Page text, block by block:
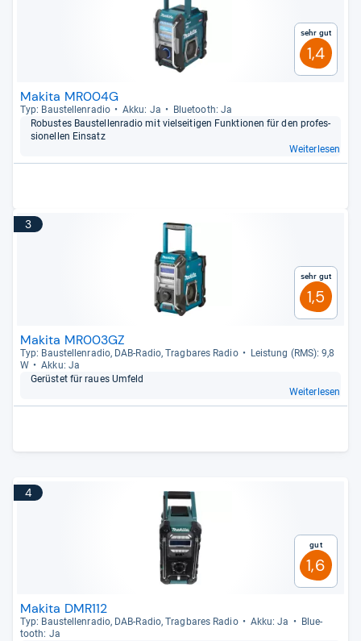
Sehr gut
1,4
Makita MR004G
Typ: Bau­stel­len­ra­dio Akku: Ja
Blue­tooth: Ja
Robus­tes Bau­stel­len­ra­dio mit viel­sei­ti­gen Funk­tio­nen für den pro­fes­
sio­nel­len Ein­satz
Weiterlesen
3
Sehr gut
1,5
Makita MR003GZ
Typ: Bau­stel­len­ra­dio, DAB-​Radio, Trag­ba­res Radio
Leis­tung (RMS): 9,8
W
Akku: Ja
Gerüs­tet für raues Umfeld
Weiterlesen
4
Gut
1,6
Makita DMR112
Typ: Bau­stel­len­ra­dio, DAB-​Radio, Trag­ba­res Radio Akku: Ja
Blue­
tooth: Ja